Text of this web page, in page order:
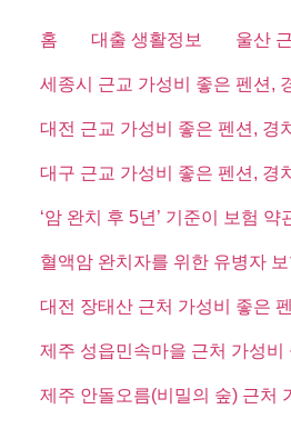
홈 대출 생활정보 울산
세종시 근교 가성비 좋은 펜션,
대전 근교 가성비 좋은 펜션, 경
대구 근교 가성비 좋은 펜션, 경
‘암 완치 후 5년’ 기준이 보험
혈액암 완치자를 위한 유병자
대전 장태산 근처 가성비 좋은
제주 성읍민속마을 근처 가성비
제주 안돌오름(비밀의 숲) 근처